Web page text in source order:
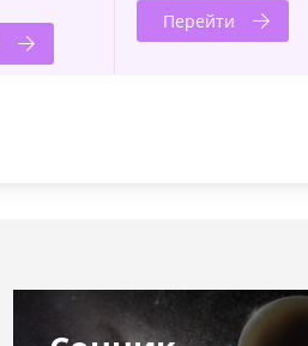
Перейти